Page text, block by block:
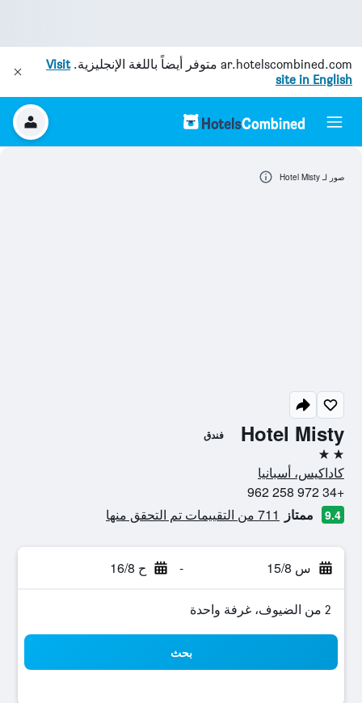
ar.hotelscombined.com متوفر أيضاً باللغة الإنجليزية.Visit
site in English
Hotel Misty فندق
2 نجمتين
كاداكيس، أسبانيا
+34 972 258 962
9.4 ممتاز 711 من التقييمات تم التحقق منها
س 15/8 - ح 16/8
2 من الضيوف، غرفة واحدة
بحث
صور لـ Hotel Misty